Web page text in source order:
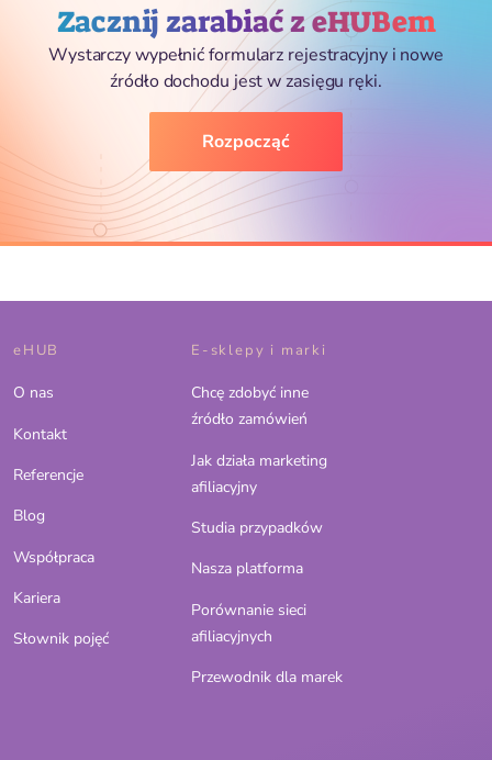
Zacznij zarabiać z eHUBem
Wystarczy wypełnić formularz rejestracyjny i nowe
źródło dochodu jest w zasięgu ręki.
Rozpocząć
eHUB
O nas
Kontakt
Referencje
Blog
Współpraca
Kariera
Słownik pojęć
E-sklepy i marki
Chcę zdobyć inne
źródło zamówień
Jak działa marketing
afiliacyjny
Studia przypadków
Nasza platforma
Porównanie sieci
afiliacyjnych
Przewodnik dla marek